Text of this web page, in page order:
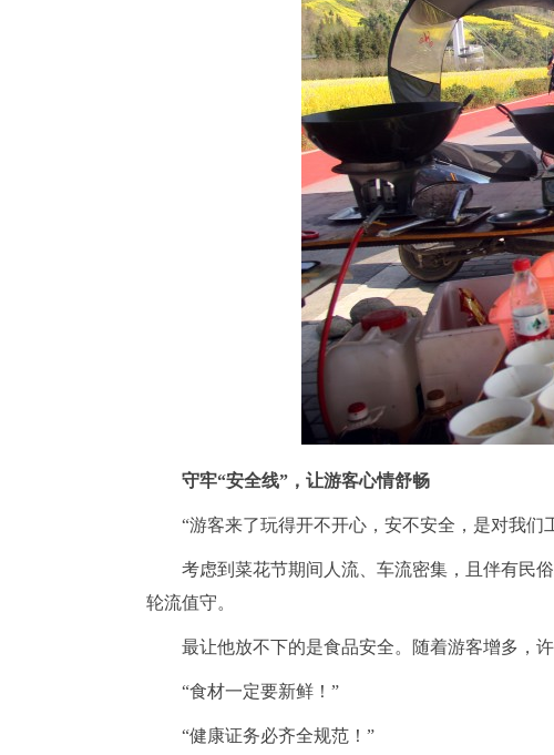
守牢“安全线”，让游客心情舒畅
“游客来了玩得开不开心，安不安全，是对我们
考虑到菜花节期间人流、车流密集，且伴有民
轮流值守。
最让他放不下的是食品安全。随着游客增多，
“食材一定要新鲜！”
“健康证务必齐全规范！”